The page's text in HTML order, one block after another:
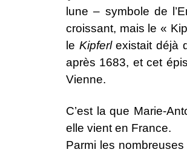
lune – symbole de
croissant, mais le «
le Kipferlexistait déjà
après 1683, et cet
Vienne.
C’est la que Marie-
elle vient en France.
Parmi les